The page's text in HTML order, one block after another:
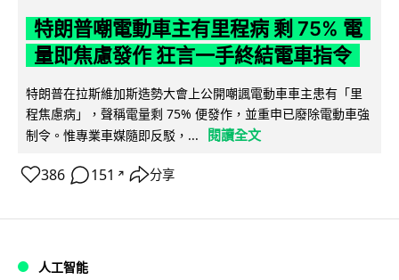
特朗普嘲電動車主有里程病 剩 75% 電
量即焦慮發作 狂言一手終結電車指令
特朗普在拉斯維加斯造勢大會上公開嘲諷電動車車主患有「里
程焦慮病」，聲稱電量剩 75% 便發作，並重申已廢除電動車強
制令。惟專業車媒隨即反駁，...
閱讀全文
386 151 ↗ 分享
人工智能